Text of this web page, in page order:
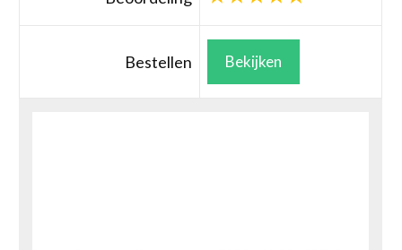
Bestellen Bekijken